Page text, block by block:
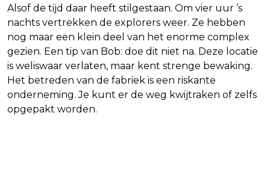
Alsof de tijd daar heeft stilgestaan. Om vier uur ’s
nachts vertrekken de explorers weer. Ze hebben
nog maar een klein deel van het enorme complex
gezien. Een tip van Bob: doe dit niet na. Deze locatie
is weliswaar verlaten, maar kent strenge bewaking.
Het betreden van de fabriek is een riskante
onderneming. Je kunt er de weg kwijtraken of zelfs
opgepakt worden.